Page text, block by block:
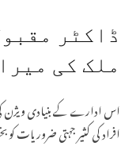
ڈاکٹر
ملک کی
اس ادارے کے بنیادی ویژن کی
افراد کی کثیر جہتی ضروریات کو